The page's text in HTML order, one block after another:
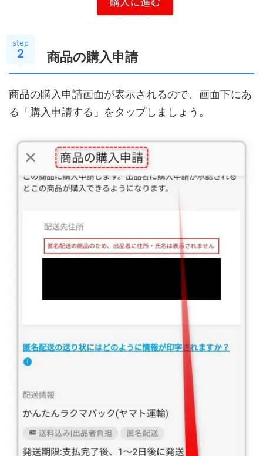
step
2 商品の購入申請
商品の購入申請画面が表示されるので、画面下にあ
る「購入申請する」をタップしましょう。